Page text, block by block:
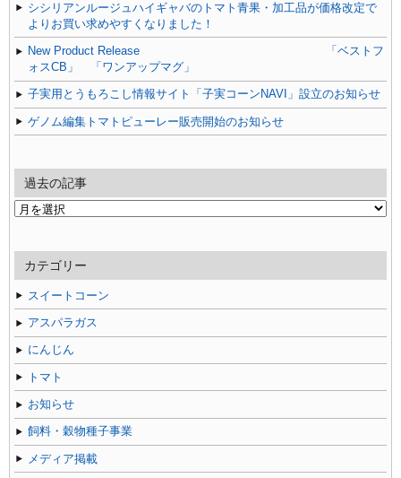
シシリアンルージュハイギャバのトマト青果・加工品が価格改定で
よりお買い求めやすくなりました！
New Product Release 「ベストフ
ォスCB」 「ワンアップマグ」
子実用とうもろこし情報サイト「子実コーンNAVI」設立のお知らせ
ゲノム編集トマトピューレー販売開始のお知らせ
過去の記事
過
記
事
カテゴリー
スイートコーン
アスパラガス
にんじん
トマト
お知らせ
飼料・穀物種子事業
メディア掲載